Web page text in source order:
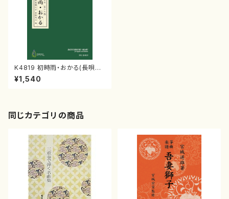
K4819 初時雨・おかる(長唄唄
譜、三弦譜/杵屋彌之介(青柳茂
三）/青柳三絃楽譜）
¥1,540
同じカテゴリの商品